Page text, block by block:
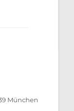
München